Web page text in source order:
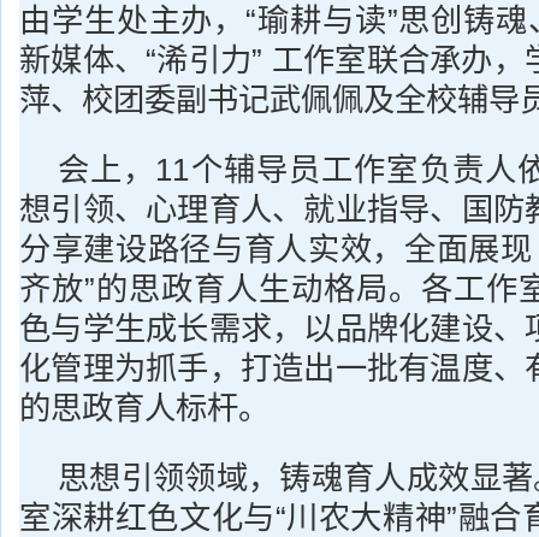
由学生处主办，“瑜耕与读”思创铸魂
新媒体、“浠引力” 工作室联合承办
萍、校团委副书记武佩佩及全校辅导
会上，11个辅导员工作室负责人
想引领、心理育人、就业指导、国防
分享建设路径与育人实效，全面展
齐放”的思政育人生动格局。各工作
色与学生成长需求，以品牌化建设、
化管理为抓手，打造出一批有温度、
的思政育人标杆。
思想引领领域，铸魂育人成效显著
室深耕红色文化与“川农大精神”融合